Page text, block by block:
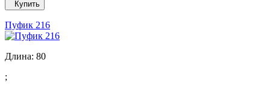
Купить
Пуфик 216
Длина: 80
;